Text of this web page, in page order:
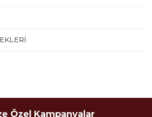
Özel Kampanyalar